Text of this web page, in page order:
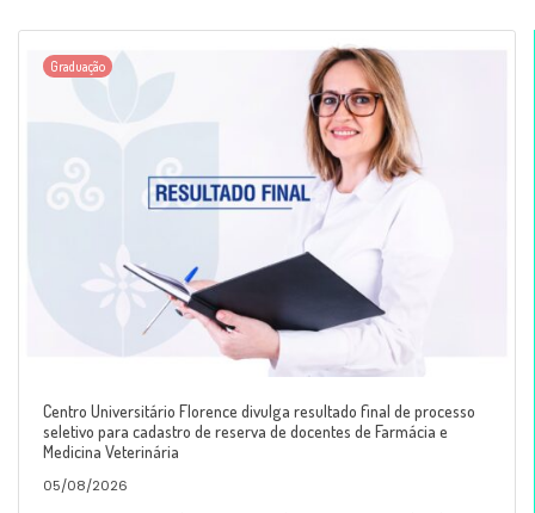
Graduação
Centro Universitário Florence divulga resultado final de processo
seletivo para cadastro de reserva de docentes de Farmácia e
Medicina Veterinária
05/08/2026